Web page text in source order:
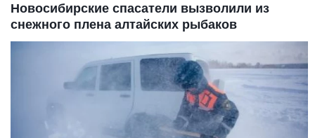
Новосибирские спасатели вызволили из
снежного плена алтайских рыбаков